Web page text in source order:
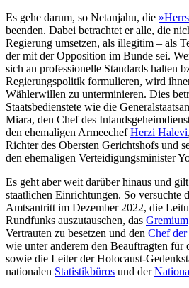
Es gehe darum, so Netanjahu, die
beenden. Dabei betrachtet er alle, die
Regierung umsetzen, als illegitim – als
der mit der Opposi­tion im Bunde sei.
sich an professionelle Standards hal­ten
Regierungspolitik formu­lieren, wird
Wählerwillen zu unterminieren. Dies
Staatsbedienstete wie die
Miara, den Chef des
den ehemaligen ArmeechefHerzi Halevi
Richter des Obersten Gerichtshofs und
den ehemaligen Verteidigungsminister
Es geht aber weit darüber hinaus und
staatlichen Einrichtungen. So versuchte
Amtsantritt im Dezember 2022, die
Rundfunks auszutauschen, das Gremium
Vertrauten zu besetzen und den Chef der
wie unter anderem den Beauftragten für
sowie die Leiter der Holocaust-
nationalen Statistikbüros und der